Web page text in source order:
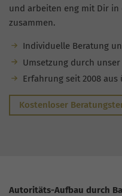
und arbeiten eng mit Dir in
zusammen.
Individuelle Beratung
Umsetzung durch unser
Erfahrung seit 2008
Kostenloser
Autoritäts-Aufbau durch